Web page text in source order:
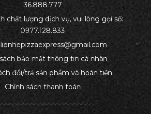
36.888.777
chất lượng dịch vụ, vui lòng gọi số:
0977.128.833
lienhepizzaexpress@gmail.com
bảo mật thông tin cá nhân
đổi/trả sản phẩm và hoàn tiền
Chính sách thanh toán